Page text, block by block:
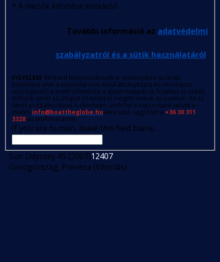
* A mezők kitöltése kötelező
További információ az adatvédelmi
szabályzatról és a sütik használatáról.
FIGYELEM: Kérésed fontos számunkra. Amennyiben az űrlap
beküldése után a weboldal nem kerül átirányításra és nem kapsz
visszaigazoló e-mailt (ellenőrizd a spam mappát is), frissítsd az oldalt,
töltsd ki ismét az űrlapot és küldd el megint! Abban az esetben, ha az
újbóli próbálkozásod is sikertelen, vedd fel a kapcsolatot velünk e-
mailen info@boattheglobe.hu keresztül, vagy hívd a +36 30 311
3328-as telefonszámot.
If you are human, leave this field blank.
Sun Odyssey 45 (2007)12407
Görögország, Preveza (Vitorlás)